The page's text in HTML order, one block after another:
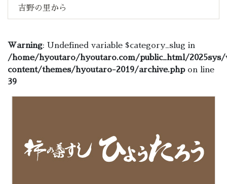
吉野の里から
Warning: Undefined variable $category_slug in
/home/hyoutaro/hyoutaro.com/public_html/2025sys/
content/themes/hyoutaro-2019/archive.phpon line
39